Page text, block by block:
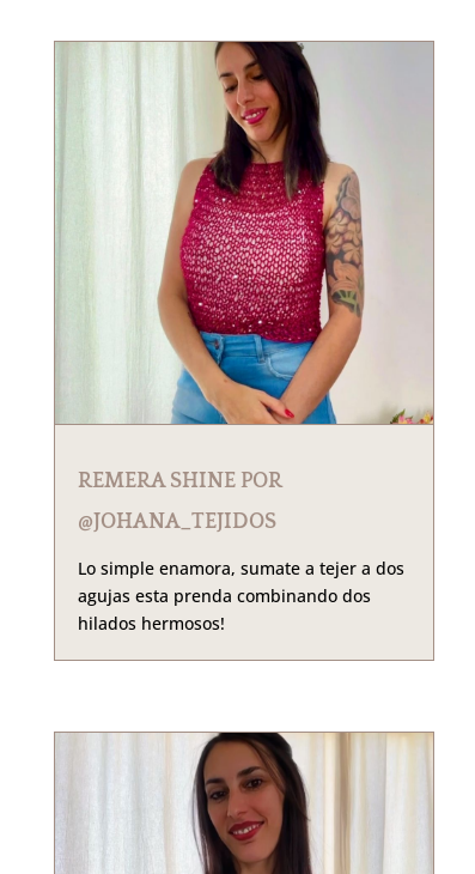
REMERA SHINE POR
@JOHANA_TEJIDOS
Lo simple enamora, sumate a tejer a dos
agujas esta prenda combinando dos
hilados hermosos!